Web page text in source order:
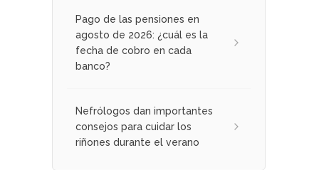
Pago de las pensiones en
agosto de 2026: ¿cuál es la
fecha de cobro en cada
banco?
Nefrólogos dan importantes
consejos para cuidar los
riñones durante el verano